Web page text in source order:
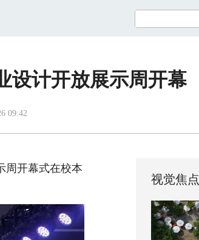
设计开放展示周开幕
09:42
周开幕式在校本
视觉焦点